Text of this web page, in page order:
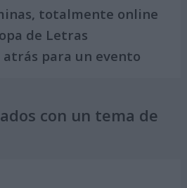
totalmente online
de Letras
atrás para un evento
con un tema de